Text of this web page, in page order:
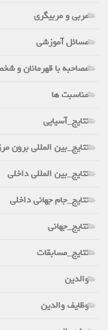
مربی و مربیگری
مسائل آموزشی
مصاحبه با قهرمانان و
مناسبت ها
نتایج_آسیایی
نتایج_بین المللی برون مرزی
نتایج_بین المللی داخلی
نتایج_جام جهانی داخلی
نتایج_جهانی
نتایج_مسابقات
والدین
وظایف والدین